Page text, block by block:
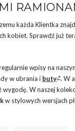
każda Klientka
kobiet. Sprawdź już
wpisy na
w ubrania i buty . W
W naszej
w stylowych wersjach